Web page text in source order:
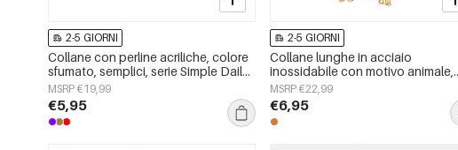
2-5 GIORNI
Collane con perline acriliche, colore
sfumato, semplici, serie Simple Daily,
gioielli da donna
MSRP €19,99
€5,95
2-5 GIORNI
Collane lunghe in acciaio
inossidabile con motivo animale,
serie semplice per tutti i giorni,
gioielli da donna
MSRP €22,99
€6,95